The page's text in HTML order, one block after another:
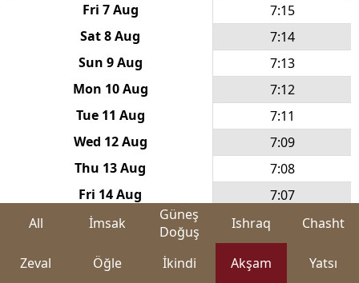
Fri 7 Aug
7:15
Sat 8 Aug
7:14
Sun 9 Aug
7:13
Mon 10 Aug
7:12
Tue 11 Aug
7:11
Wed 12 Aug
7:09
Thu 13 Aug
7:08
Fri 14 Aug
7:07
Sat 15 Aug
7:06
7:04
Mon 17 Aug
All İmsak
Güneş
Doğuş
Ishraq Chasht
Zeval Öğle İkindi Akşam Yatsı